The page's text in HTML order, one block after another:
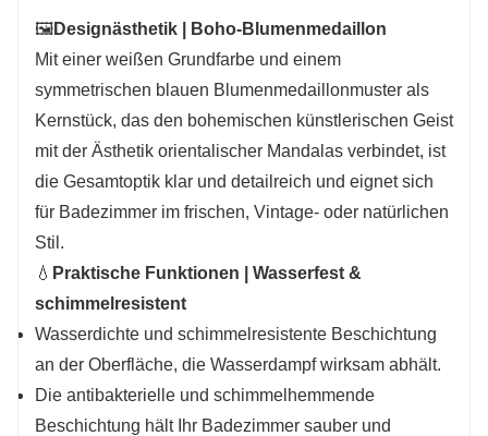
⚙️ Einfache Montage dank vollständiger
Haken
Ausgestattet mit rostbeständigen Metallösen
und 12 Haken, lässt es sich problemlos an alle
Arten von Duschvorhangstangen anpassen, es
werden keine zusätzlichen Werkzeuge benötigt
und die Montage ist in wenigen Minuten
🧺 Maschinenwaschbar und pflegeleicht.
Schonwaschgang empfohlen.
Wenn Sie an unseren Produkten
interessiert sind, besuchen Sie bitte
🖼️Designästhetik | Boho-Blumenmedaillon
Mit einer weißen Grundfarbe und einem
symmetrischen blauen Blumenmedaillonmuster als
Kernstück, das den bohemischen künstlerischen Geist
mit der Ästhetik orientalischer Mandalas verbindet, ist
die Gesamtoptik klar und detailreich und eignet sich
für Badezimmer im frischen, Vintage- oder natürlichen
Stil.
💧 Praktische Funktionen | Wasserfest &
schimmelresistent
Wasserdichte und schimmelresistente Beschichtung
an der Oberfläche, die Wasserdampf wirksam abhält.
Die antibakterielle und schimmelhemmende
Beschichtung hält Ihr Badezimmer sauber und